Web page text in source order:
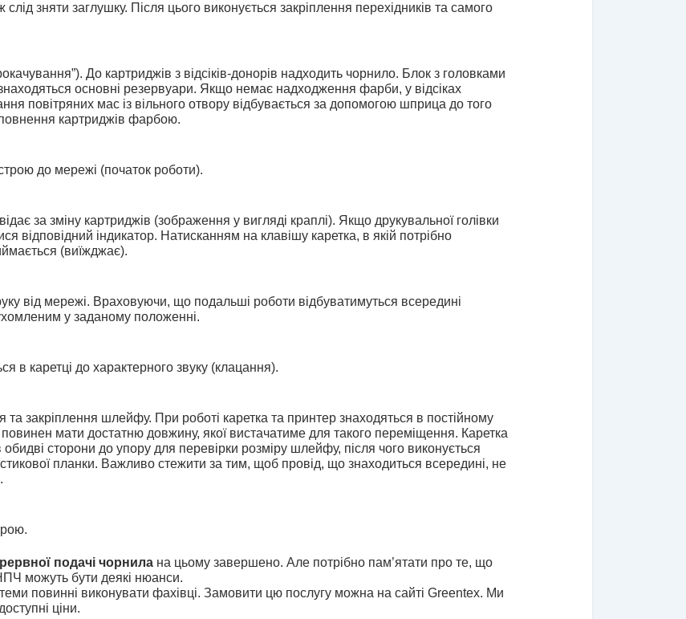
зняти заглушку. Після цього виконується закріплення перехідників та самого
До картриджів з відсіків-донорів надходить чорнило. Блок з головками
основні резервуари. Якщо немає надходження фарби, у відсіках
повітряних мас із вільного отвору відбувається за допомогою шприца до того
картриджів фарбою.
до мережі (початок роботи).
за зміну картриджів (зображення у вигляді краплі). Якщо друкувальної голівки
відповідний індикатор. Натисканням на клавішу каретка, в якій потрібно
(виїжджає).
від мережі. Враховуючи, що подальші роботи відбуватимуться всередині
у заданому положенні.
в каретці до характерного звуку (клацання).
та закріплення шлейфу. При роботі каретка та принтер знаходяться в постійному
мати достатню довжину, якої вистачатиме для такого переміщення. Каретка
сторони до упору для перевірки розміру шлейфу, після чого виконується
планки. Важливо стежити за тим, щоб провід, що знаходиться всередині, не
подачі чорнила на цьому завершено. Але потрібно пам’ятати про те, що
можуть бути деякі нюанси.
повинні виконувати фахівці. Замовити цю послугу можна на сайті Greentex. Ми
ціни.